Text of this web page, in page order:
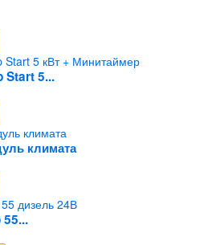
Start 5...
климата